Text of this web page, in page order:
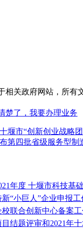
相关政府网站，所
楚了，我要办理业务
堰市“创新创业战略
第四批省级服务型制
年度 十堰市科技基
“小巨人”企业申报
联合创新中心备案
结题评审和2021年